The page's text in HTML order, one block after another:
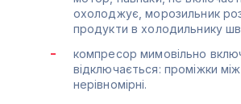
охолоджує, морозильник
продукти в холодильнику
компресор мимовільно
відключається: проміжки
нерівномірні.